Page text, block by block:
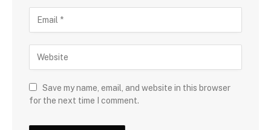
Save my name, email, and website in this browser
for the next time I comment.